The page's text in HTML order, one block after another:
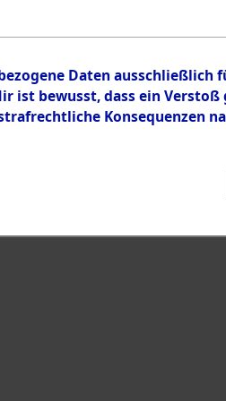
Daten ausschließlich
bewusst, dass ein Verstoß
Konsequenzen